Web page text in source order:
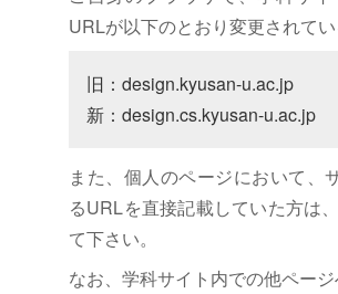
URLが以下のとおり変更されて
旧：design.kyusan-u.ac.jp
新：design.cs.kyusan-u.ac.jp
また、個人のページにおいて、
るURLを直接記載していた方は
て下さい。
なお、学科サイト内での他ペー